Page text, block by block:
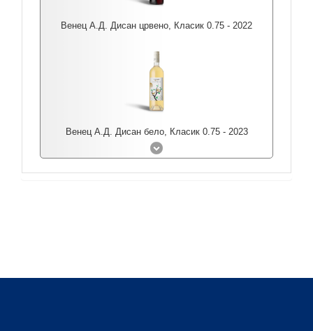
Венец А.Д. Дисан црвено, Класик 0.75 - 2022
Венец А.Д. Дисан бело, Класик 0.75 - 2023